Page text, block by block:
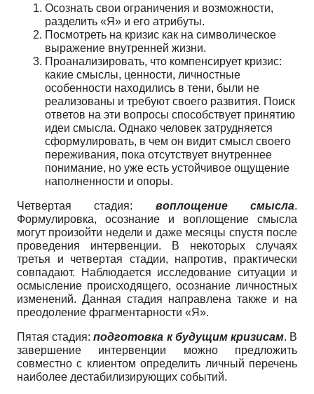
Осознать свои ограничения и возможности,
разделить «Я» и его атрибуты.
Посмотреть на кризис как на символическое
выражение внутренней жизни.
Проанализировать, что компенсирует кризис:
какие смыслы, ценности, личностные
особенности находились в тени, были не
реализованы и требуют своего развития. Поиск
ответов на эти вопросы способствует принятию
идеи смысла. Однако человек затрудняется
сформулировать, в чем он видит смысл своего
переживания, пока отсутствует внутреннее
понимание, но уже есть устойчивое ощущение
наполненности и опоры.
Четвертая стадия: воплощение смысла.
Формулировка, осознание и воплощение смысла
могут произойти недели и даже месяцы спустя после
проведения интервенции. В некоторых случаях
третья и четвертая стадии, напротив, практически
совпадают. Наблюдается исследование ситуации и
осмысление происходящего, осознание личностных
изменений. Данная стадия направлена также и на
преодоление фрагментарности «Я».
Пятая стадия:подготовка к будущим кризисам. В
завершение интервенции можно предложить
совместно с клиентом определить личный перечень
наиболее дестабилизирующих событий.